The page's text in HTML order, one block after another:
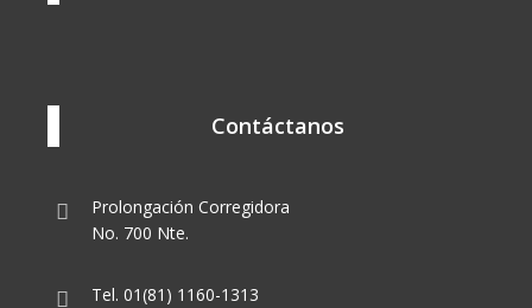
Contáctanos
Prolongación Corregidora
No. 700 Nte.
Tel. 01(81) 1160-1313